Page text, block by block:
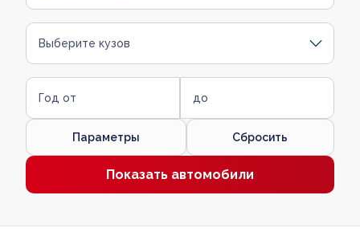
Выберите кузов
Год от до
Параметры Сбросить
Показать автомобили